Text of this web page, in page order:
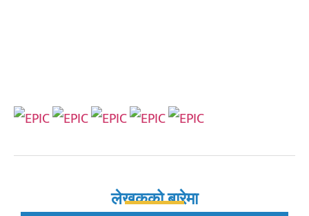
लेखकको बारेमा